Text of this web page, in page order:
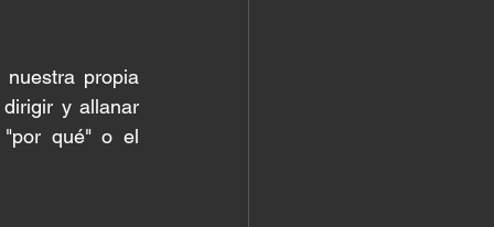
propia
y allanar
"por qué" o el